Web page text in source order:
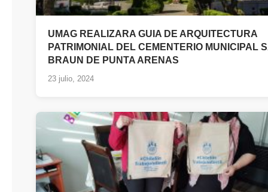
UMAG REALIZARA GUIA DE ARQUITECTURA
PATRIMONIAL DEL CEMENTERIO MUNICIPAL
BRAUN DE PUNTA ARENAS
23 julio, 2024